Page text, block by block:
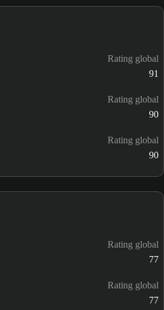
Rating global
91
Rating global
90
Rating global
90
Rating global
77
Rating global
77